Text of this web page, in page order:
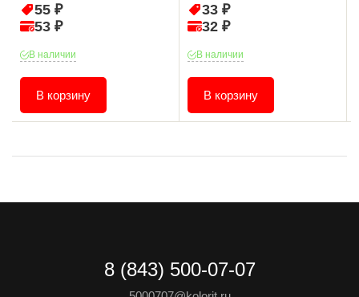
55 ₽
53 ₽
В наличии
В корзину
33 ₽
32 ₽
В наличии
В корзину
8 (843) 500-07-07